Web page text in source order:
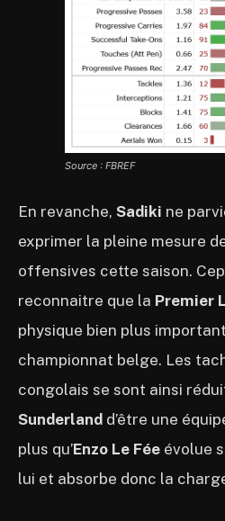
Source : FBREF
En revanche, Sadiki ne
exprimer la pleine mesure
offensives cette saison.
reconnaitre que la Premier
physique bien plus
championnat belge. Les
congolais se sont ainsi
Sunderland d’être une
plus qu’Enzo Le Fée évolue
lui et absorbe donc la